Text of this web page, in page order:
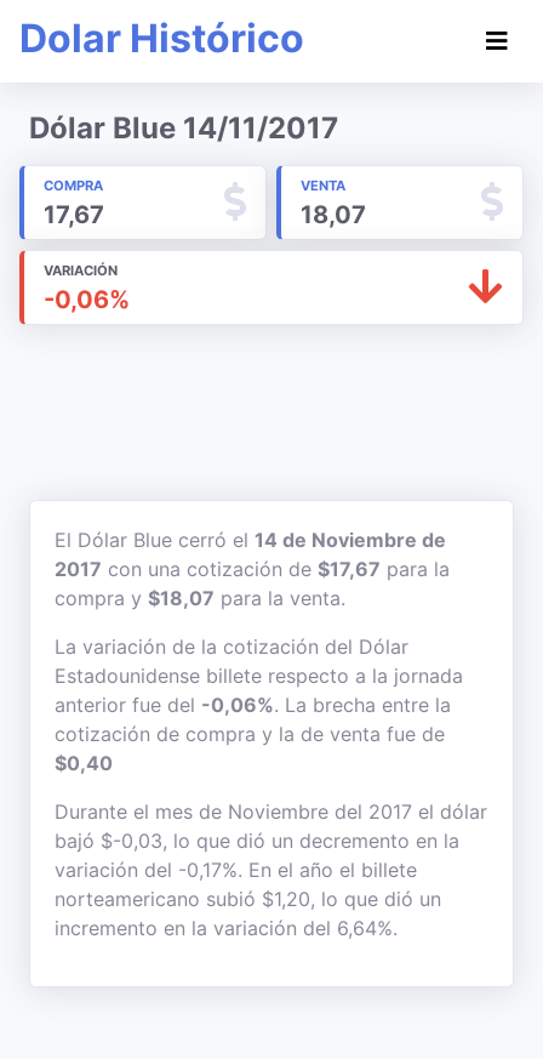
Dolar Histórico
Dólar Blue 14/11/2017
COMPRA
17,67
VENTA
18,07
VARIACIÓN
-0,06%
El Dólar Blue cerró el 14 de Noviembre de
2017 con una cotización de $17,67 para la
compra y $18,07 para la venta.
La variación de la cotización del Dólar
Estadounidense billete respecto a la jornada
anterior fue del -0,06%. La brecha entre la
cotización de compra y la de venta fue de
$0,40
Durante el mes de Noviembre del 2017 el dólar
bajó $-0,03, lo que dió un decremento en la
variación del -0,17%. En el año el billete
norteamericano subió $1,20, lo que dió un
incremento en la variación del 6,64%.